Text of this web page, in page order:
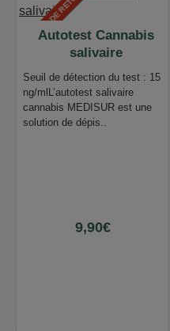
BIENTÔT DE RETOUR
Autotest Cannabis
salivaire
Seuil de détection du test : 15
ng/mlL’autotest salivaire
cannabis MEDISUR est une
solution de dépis..
9,90€